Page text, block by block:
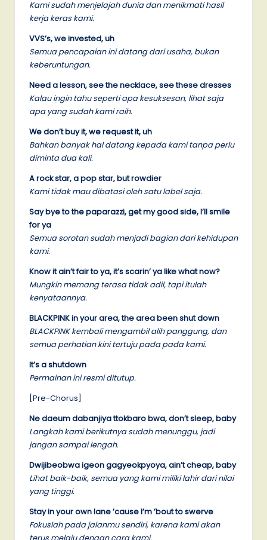
Kami sudah menjelajah dunia dan menikmati hasil
kerja keras kami.
VVS’s, we invested, uh
Semua pencapaian ini datang dari usaha, bukan
keberuntungan.
Need a lesson, see the necklace, see these dresses
Kalau ingin tahu seperti apa kesuksesan, lihat saja
apa yang sudah kami raih.
We don’t buy it, we request it, uh
Bahkan banyak hal datang kepada kami tanpa perlu
diminta dua kali.
A rock star, a pop star, but rowdier
Kami tidak mau dibatasi oleh satu label saja.
Say bye to the paparazzi, get my good side, I’ll smile
for ya
Semua sorotan sudah menjadi bagian dari kehidupan
kami.
Know it ain’t fair to ya, it’s scarin’ ya like what now?
Mungkin memang terasa tidak adil, tapi itulah
kenyataannya.
BLACKPINK in your area, the area been shut down
BLACKPINK kembali mengambil alih panggung, dan
semua perhatian kini tertuju pada pada kami.
It’s a shutdown
Permainan ini resmi ditutup.
[Pre-Chorus]
Ne daeum dabanjiya ttokbaro bwa, don’t sleep, baby
Langkah kami berikutnya sudah menunggu, jadi
jangan sampai lengah.
Dwijibeobwa igeon gagyeokpyoya, ain’t cheap, baby
Lihat baik-baik, semua yang kami miliki lahir dari nilai
yang tinggi.
Stay in your own lane ’cause I’m ’bout to swerve
Fokuslah pada jalanmu sendiri, karena kami akan
terus melaju dengan cara kami.